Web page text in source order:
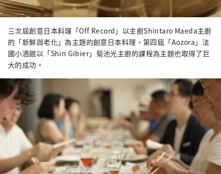
三次屆創意日本料理「Off Record」以主廚Shintaro Maeda主廚
的「新鮮與老化」為主題的創意日本料理，第四屆「Aozora」法
國小酒館以「Shin Gibier」菊池光主廚的課程為主題也取得了巨
大的成功。